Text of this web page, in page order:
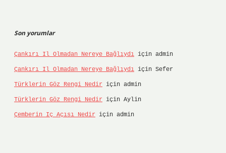
Son yorumlar
Çankırı Il Olmadan Nereye Bağlıydı için admin
Çankırı Il Olmadan Nereye Bağlıydı için Sefer
Türklerin Göz Rengi Nedir için admin
Türklerin Göz Rengi Nedir için Aylin
Çemberin Iç Açısı Nedir için admin